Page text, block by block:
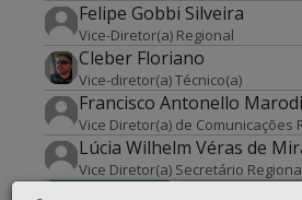
Felipe Gobbi Silveira
Vice-Diretor(a) Regional
Cleber Floriano
Vice-diretor(a) Técnico(a)
Francisco Antonello
Vice Diretor(a) de Comunicações
Lúcia Wilhelm Véras de
Vice Diretor(a) Secretário